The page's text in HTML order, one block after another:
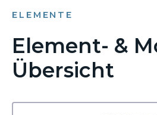
ELEMENTE
Element- &
Übersicht